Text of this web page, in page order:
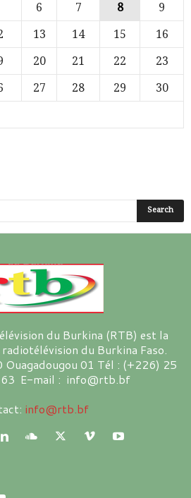
6 7 8
9
13 14 15
16
20 21 22
23
27 28 29
30
du Burkina (RTB) est la
du Burkina Faso.
Ouagadougou 01 Tél : (+226) 25
E-mail : info@rtb.bf
info@rtb.bf